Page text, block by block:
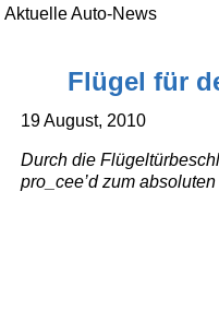
Aktuelle Auto-News
Flügel für
19 August, 2010
Durch die
pro_cee’d zum